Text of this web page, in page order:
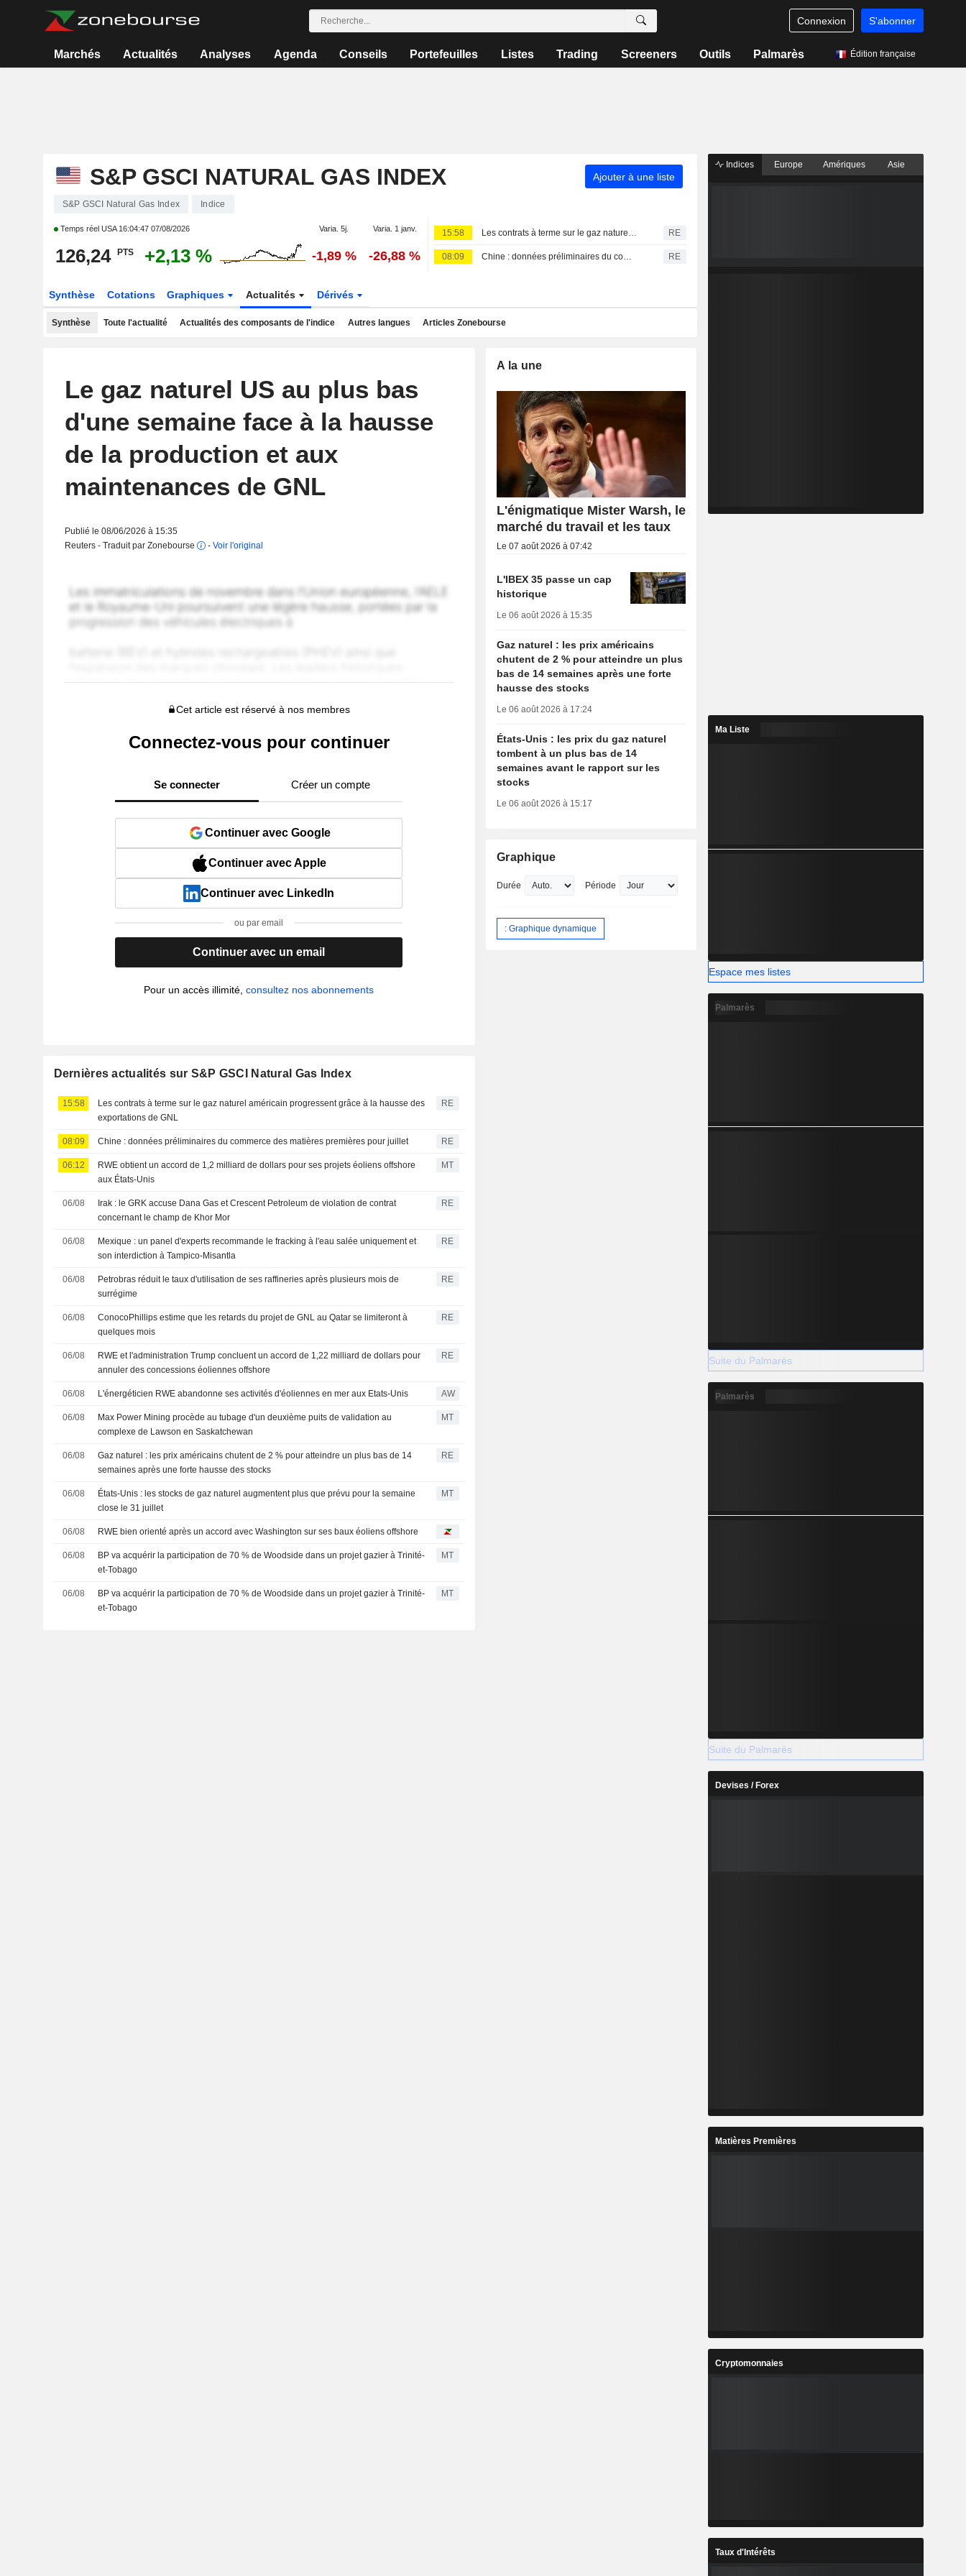
Connexion S'abonner
Marchés Actualités Analyses Agenda Conseils Portefeuilles Listes Trading Screeners Outils Palmarès Édition française
S&P GSCI NATURAL GAS INDEX Ajouter à une liste
S&P GSCI Natural Gas Index Indice
Temps réel USA 16:04:47 07/08/2026 Varia. 5j. Varia. 1 janv.
126,24 PTS +2,13 % -1,89 % -26,88 %
15:58 Les contrats à terme sur le gaz naturel américain progressent grâce à la hausse des exportations de GNL RE
08:09 Chine : données préliminaires du commerce des matières premières pour juillet RE
Synthèse Cotations Graphiques Actualités Dérivés
Synthèse Toute l'actualité Actualités des composants de l'indice Autres langues Articles Zonebourse
Le gaz naturel US au plus bas
d'une semaine face à la hausse
de la production et aux
maintenances de GNL
Publié le 08/06/2026 à 15:35
Reuters - Traduit par Zonebourse
- Voir l'original
Cet article est réservé à nos membres
Connectez-vous pour continuer
Se connecter Créer un compte
Continuer avec Google
Continuer avec Apple
Continuer avec LinkedIn
ou par email
Continuer avec un email
Pour un accès illimité,consultez nos abonnements
Dernières actualités sur S&P GSCI Natural Gas Index
15:58
Les contrats à terme sur le gaz naturel américain progressent grâce à la hausse des
exportations de GNL
RE
08:09 Chine : données préliminaires du commerce des matières premières pour juillet RE
06:12
RWE obtient un accord de 1,2 milliard de dollars pour ses projets éoliens offshore
aux États-Unis
MT
06/08
Irak : le GRK accuse Dana Gas et Crescent Petroleum de violation de contrat
concernant le champ de Khor Mor
RE
06/08
Mexique : un panel d'experts recommande le fracking à l'eau salée uniquement et
son interdiction à Tampico-Misantla
RE
06/08
Petrobras réduit le taux d'utilisation de ses raffineries après plusieurs mois de
surrégime
RE
06/08
ConocoPhillips estime que les retards du projet de GNL au Qatar se limiteront à
quelques mois
RE
06/08
RWE et l'administration Trump concluent un accord de 1,22 milliard de dollars pour
annuler des concessions éoliennes offshore
RE
06/08 L'énergéticien RWE abandonne ses activités d'éoliennes en mer aux Etats-Unis AW
06/08
Max Power Mining procède au tubage d'un deuxième puits de validation au
complexe de Lawson en Saskatchewan
MT
06/08
Gaz naturel : les prix américains chutent de 2 % pour atteindre un plus bas de 14
semaines après une forte hausse des stocks
RE
06/08
États-Unis : les stocks de gaz naturel augmentent plus que prévu pour la semaine
close le 31 juillet
MT
06/08 RWE bien orienté après un accord avec Washington sur ses baux éoliens offshore
06/08
BP va acquérir la participation de 70 % de Woodside dans un projet gazier à Trinité-
et-Tobago
MT
06/08
BP va acquérir la participation de 70 % de Woodside dans un projet gazier à Trinité-
et-Tobago
MT
A la une
L'énigmatique Mister Warsh, le
marché du travail et les taux
Le 07 août 2026 à 07:42
L'IBEX 35 passe un cap
historique
Le 06 août 2026 à 15:35
Gaz naturel : les prix américains
chutent de 2 % pour atteindre un plus
bas de 14 semaines après une forte
hausse des stocks
Le 06 août 2026 à 17:24
États-Unis : les prix du gaz naturel
tombent à un plus bas de 14
semaines avant le rapport sur les
stocks
Le 06 août 2026 à 15:17
Graphique
Durée Période
: Graphique dynamique
Indices Europe Amériques Asie
Ma Liste
Espace mes listes
Palmarès
Suite du Palmarès
Palmarès
Suite du Palmarès
Devises / Forex
Matières Premières
Cryptomonnaies
Taux d'Intérêts